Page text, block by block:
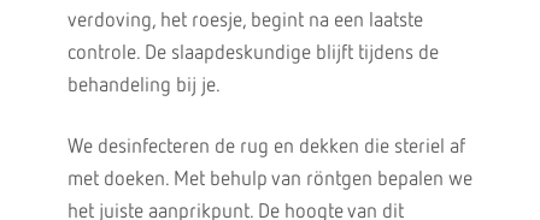
verdoving, het roesje, begint na een laatste
controle. De slaapdeskundige blijft tijdens de
behandeling bij je.
We desinfecteren de rug en dekken die steriel af
met doeken. Met behulp van röntgen bepalen we
het juiste aanprikpunt. De hoogte van dit